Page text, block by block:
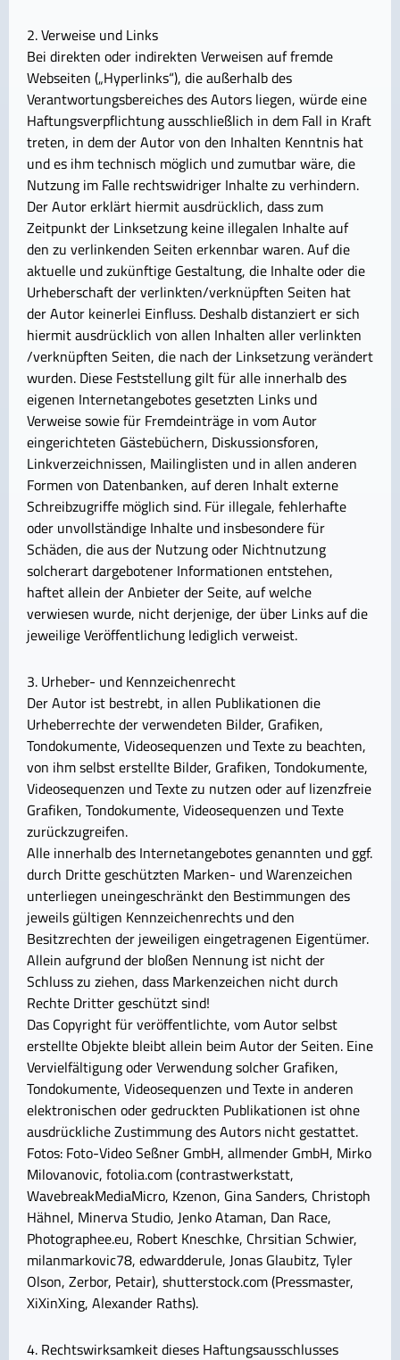
2. Verweise und Links
Bei direkten oder indirekten Verweisen auf fremde
Webseiten („Hyperlinks“), die außerhalb des
Verantwortungsbereiches des Autors liegen, würde eine
Haftungsverpflichtung ausschließlich in dem Fall in Kraft
treten, in dem der Autor von den Inhalten Kenntnis hat
und es ihm technisch möglich und zumutbar wäre, die
Nutzung im Falle rechtswidriger Inhalte zu verhindern.
Der Autor erklärt hiermit ausdrücklich, dass zum
Zeitpunkt der Linksetzung keine illegalen Inhalte auf
den zu verlinkenden Seiten erkennbar waren. Auf die
aktuelle und zukünftige Gestaltung, die Inhalte oder die
Urheberschaft der verlinkten/verknüpften Seiten hat
der Autor keinerlei Einfluss. Deshalb distanziert er sich
hiermit ausdrücklich von allen Inhalten aller verlinkten
/verknüpften Seiten, die nach der Linksetzung verändert
wurden. Diese Feststellung gilt für alle innerhalb des
eigenen Internetangebotes gesetzten Links und
Verweise sowie für Fremdeinträge in vom Autor
eingerichteten Gästebüchern, Diskussionsforen,
Linkverzeichnissen, Mailinglisten und in allen anderen
Formen von Datenbanken, auf deren Inhalt externe
Schreibzugriffe möglich sind. Für illegale, fehlerhafte
oder unvollständige Inhalte und insbesondere für
Schäden, die aus der Nutzung oder Nichtnutzung
solcherart dargebotener Informationen entstehen,
haftet allein der Anbieter der Seite, auf welche
verwiesen wurde, nicht derjenige, der über Links auf die
jeweilige Veröffentlichung lediglich verweist.
3. Urheber- und Kennzeichenrecht
Der Autor ist bestrebt, in allen Publikationen die
Urheberrechte der verwendeten Bilder, Grafiken,
Tondokumente, Videosequenzen und Texte zu beachten,
von ihm selbst erstellte Bilder, Grafiken, Tondokumente,
Videosequenzen und Texte zu nutzen oder auf lizenzfreie
Grafiken, Tondokumente, Videosequenzen und Texte
zurückzugreifen.
Alle innerhalb des Internetangebotes genannten und ggf.
durch Dritte geschützten Marken- und Warenzeichen
unterliegen uneingeschränkt den Bestimmungen des
jeweils gültigen Kennzeichenrechts und den
Besitzrechten der jeweiligen eingetragenen Eigentümer.
Allein aufgrund der bloßen Nennung ist nicht der
Schluss zu ziehen, dass Markenzeichen nicht durch
Rechte Dritter geschützt sind!
Das Copyright für veröffentlichte, vom Autor selbst
erstellte Objekte bleibt allein beim Autor der Seiten. Eine
Vervielfältigung oder Verwendung solcher Grafiken,
Tondokumente, Videosequenzen und Texte in anderen
elektronischen oder gedruckten Publikationen ist ohne
ausdrückliche Zustimmung des Autors nicht gestattet.
Fotos: Foto-Video Seßner GmbH, allmender GmbH, Mirko
Milovanovic, fotolia.com (contrastwerkstatt,
WavebreakMediaMicro, Kzenon, Gina Sanders, Christoph
Hähnel, Minerva Studio, Jenko Ataman, Dan Race,
Photographee.eu, Robert Kneschke, Chrsitian Schwier,
milanmarkovic78, edwardderule, Jonas Glaubitz, Tyler
Olson, Zerbor, Petair), shutterstock.com (Pressmaster,
XiXinXing, Alexander Raths).
4. Rechtswirksamkeit dieses Haftungsausschlusses